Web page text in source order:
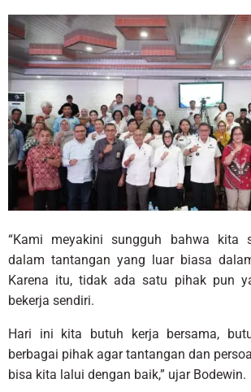
“Kami meyakini sungguh bahwa kita
dalam tantangan yang luar biasa
Karena itu, tidak ada satu pihak pun
bekerja sendiri.
Hari ini kita butuh kerja bersama,
berbagai pihak agar tantangan dan
bisa kita lalui dengan baik,” ujar Bodewin.